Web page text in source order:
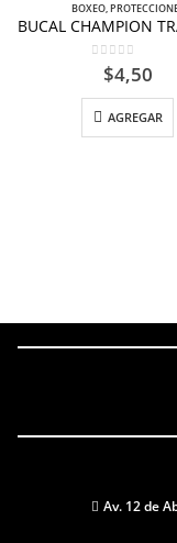
BOXEO,
out of 5
$4,50
AGREGAR
Av. 12 de